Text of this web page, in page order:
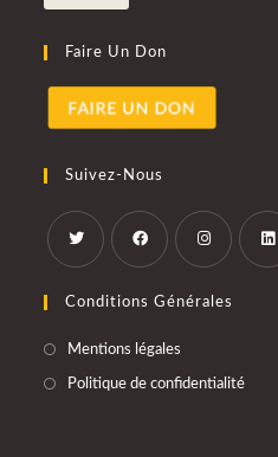
Faire Un Don
Suivez-Nous
Conditions Générales
Mentions légales
Politique de confidentialité